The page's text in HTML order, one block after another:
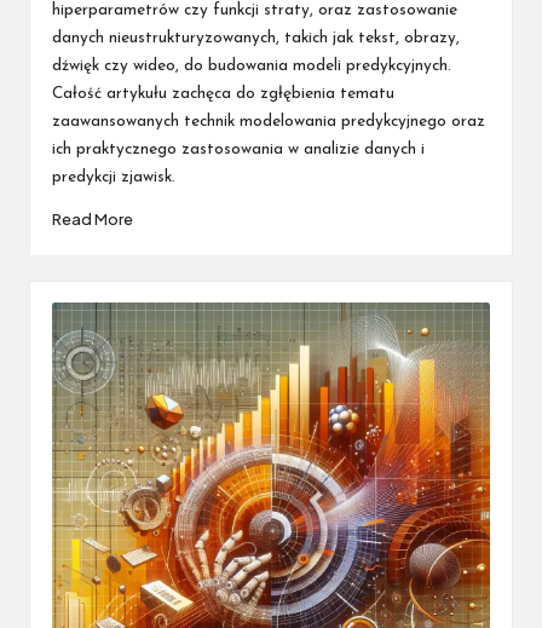
hiperparametrów czy funkcji straty, oraz zastosowanie
danych nieustrukturyzowanych, takich jak tekst, obrazy,
dźwięk czy wideo, do budowania modeli predykcyjnych.
Całość artykułu zachęca do zgłębienia tematu
zaawansowanych technik modelowania predykcyjnego oraz
ich praktycznego zastosowania w analizie danych i
predykcji zjawisk.
Read More